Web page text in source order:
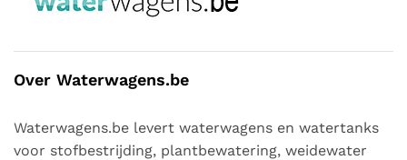
Over Waterwagens.be
Waterwagens.be levert waterwagens en watertanks
voor stofbestrijding, plantbewatering, weidewater